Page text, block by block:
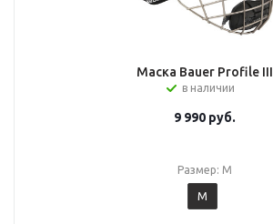
Маска Bauer Profile III
в наличии
9 990руб.
Размер: M
M